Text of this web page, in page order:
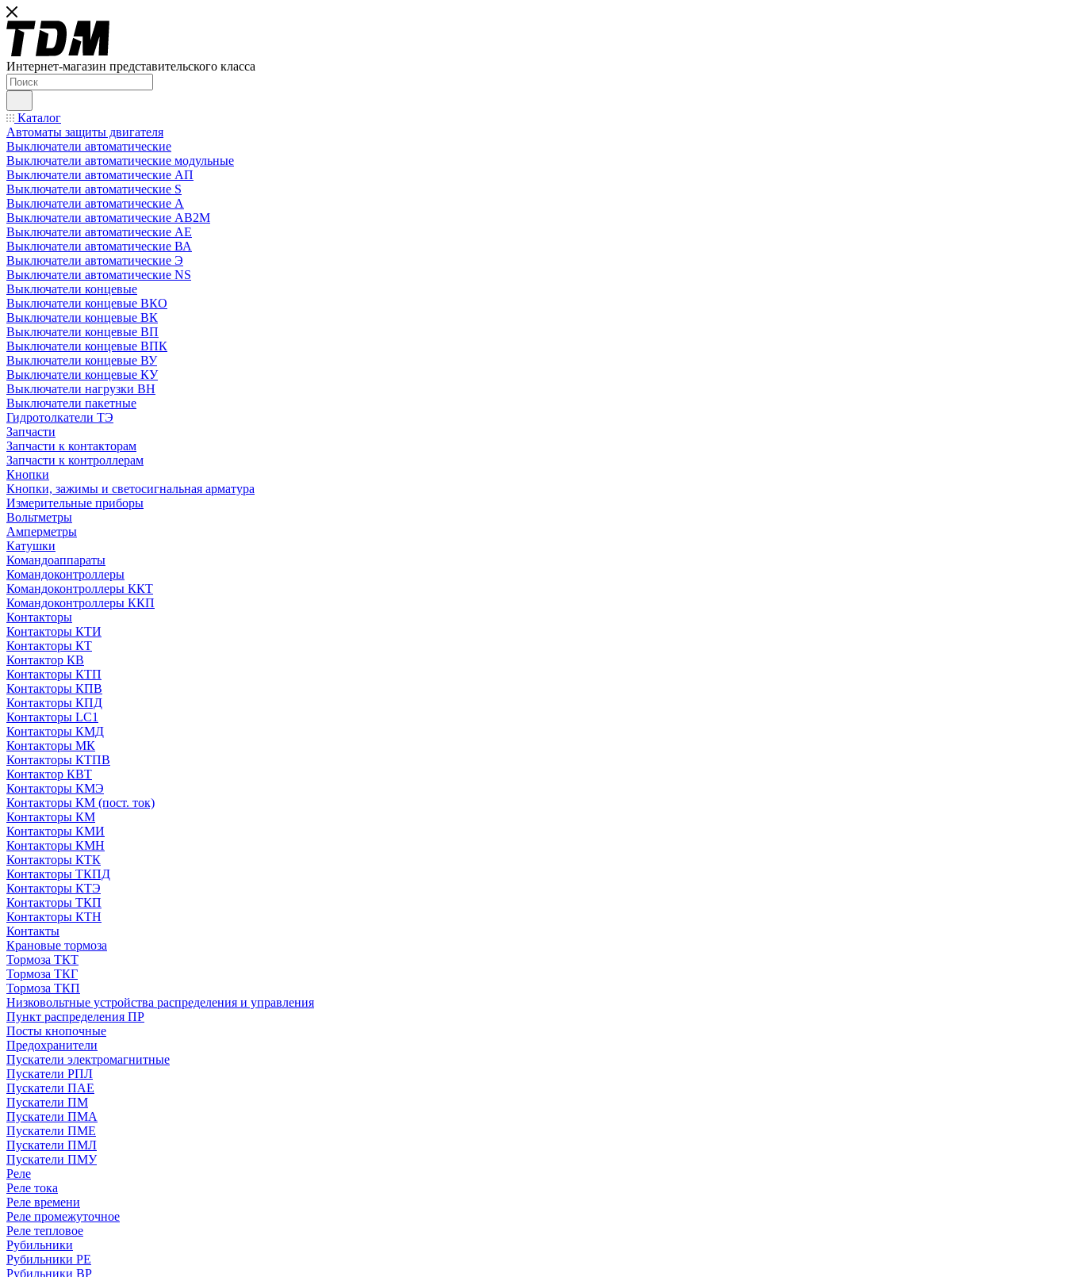
Интернет-магазин представительского класса
Каталог
Автоматы защиты двигателя
Выключатели автоматические
Выключатели автоматические модульные
Выключатели автоматические АП
Выключатели автоматические S
Выключатели автоматические А
Выключатели автоматические АВ2М
Выключатели автоматические АЕ
Выключатели автоматические ВА
Выключатели автоматические Э
Выключатели автоматические NS
Выключатели концевые
Выключатели концевые ВКО
Выключатели концевые ВК
Выключатели концевые ВП
Выключатели концевые ВПК
Выключатели концевые ВУ
Выключатели концевые КУ
Выключатели нагрузки ВН
Выключатели пакетные
Гидротолкатели ТЭ
Запчасти
Запчасти к контакторам
Запчасти к контроллерам
Кнопки
Кнопки, зажимы и светосигнальная арматура
Измерительные приборы
Вольтметры
Амперметры
Катушки
Командоаппараты
Командоконтроллеры
Командоконтроллеры ККТ
Командоконтроллеры ККП
Контакторы
Контакторы КТИ
Контакторы КТ
Контактор КВ
Контакторы КТП
Контакторы КПВ
Контакторы КПД
Контакторы LC1
Контакторы КМД
Контакторы МК
Контакторы КТПВ
Контактор КВТ
Контакторы КМЭ
Контакторы КМ (пост. ток)
Контакторы КМ
Контакторы КМИ
Контакторы КМН
Контакторы КТК
Контакторы ТКПД
Контакторы КТЭ
Контакторы ТКП
Контакторы КТН
Контакты
Крановые тормоза
Тормоза ТКТ
Тормоза ТКГ
Тормоза ТКП
Низковольтные устройства распределения и управления
Пункт распределения ПР
Посты кнопочные
Предохранители
Пускатели электромагнитные
Пускатели РПЛ
Пускатели ПАЕ
Пускатели ПМ
Пускатели ПМА
Пускатели ПМЕ
Пускатели ПМЛ
Пускатели ПМУ
Реле
Реле тока
Реле времени
Реле промежуточное
Реле тепловое
Рубильники
Рубильники РЕ
Рубильники ВР